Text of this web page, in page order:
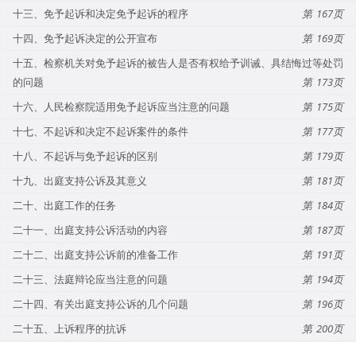
十三、免予起诉和决定免予起诉的程序
167
十四、免予起诉决定的公开宣布
169
十五、检察机关对免予起诉的被告人是否有权给予训诫、具结悔过等处罚
的问题
173
十六、人民检察院适用免予起诉应当注意的问题
175
十七、不起诉和决定不起诉案件的条件
177
十八、不起诉与免予起诉的区别
179
十九、出庭支持公诉及其意义
181
二十、出庭工作的任务
184
二十一、出庭支持公诉活动的内容
187
二十二、出庭支持公诉前的准备工作
191
二十三、法庭辩论应当注意的问题
194
二十四、有关出庭支持公诉的几个问题
196
二十五、上诉程序的抗诉
200